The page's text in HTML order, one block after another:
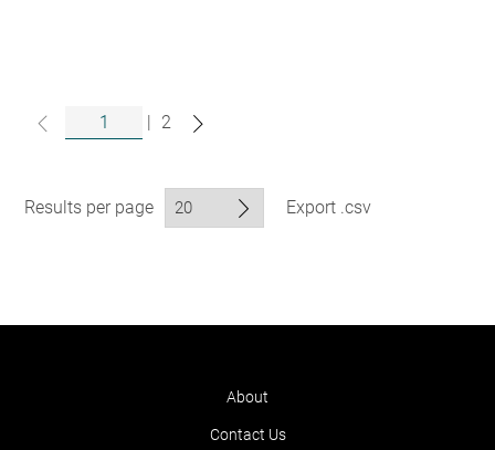
2
Results per page Export .csv
About
Contact Us